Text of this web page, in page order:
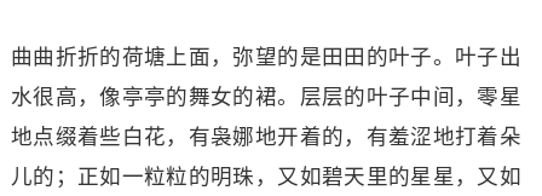
曲曲折折的荷塘上面，弥望的是田田的叶子。叶子出
水很高，像亭亭的舞女的裙。层层的叶子中间，零星
地点缀着些白花，有袅娜地开着的，有羞涩地打着朵
儿的；正如一粒粒的明珠，又如碧天里的星星，又如